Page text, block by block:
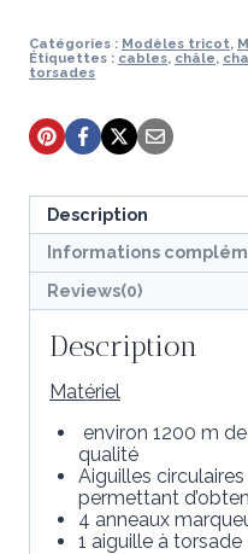
tricot-
Châle
Catégories : Modèles tricot,
Étiquettes : cables, châle,
torsades
Description
Informations
Reviews(0)
Description
Matériel
environ 1200 m
qualité
Aiguilles
permettant
4 anneaux
1 aiguille à torsade